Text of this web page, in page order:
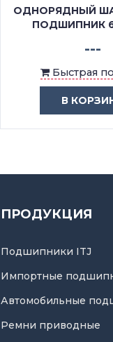
ОДНОРЯДНЫЙ
ПОДШИПНИК
---
Быстрая
В
ПРОДУКЦИЯ
Подшипники ITJ
Импортные
Автомобильные
Ремни приводные